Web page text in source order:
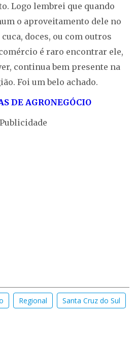
Logo lembrei que quando
o aproveitamento dele no
doces, ou com outros
é raro encontrar ele,
continua bem presente na
Foi um belo achado.
DE AGRONEGÓCIO
Publicidade
Regional
Santa Cruz do Sul